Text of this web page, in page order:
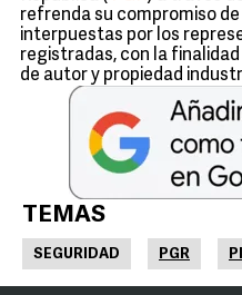
refrenda su compromiso
interpuestas por los
registradas, con la
de autor y propiedad
TEMAS
SEGURIDAD PGR